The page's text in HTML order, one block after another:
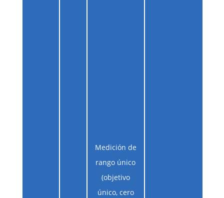
Medición de
rango único
(objetivo
único, cero